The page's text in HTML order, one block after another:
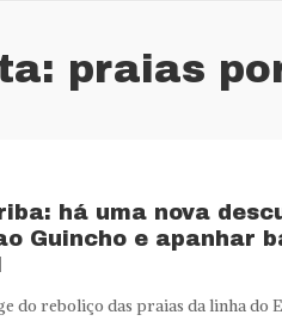
praias
há uma nova
Guincho e apanhar
do reboliço das praias da linha do